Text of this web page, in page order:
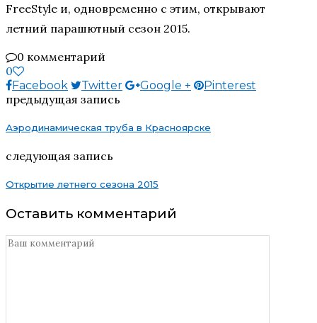
FreeStyle и, одновременно с этим, открывают
летний парашютный сезон 2015.
0 комментарий
0
Facebook Twitter Google + Pinterest
предыдущая запись
Аэродинамическая труба в Красноярске
следующая запись
Открытие летнего сезона 2015
Оставить комментарий